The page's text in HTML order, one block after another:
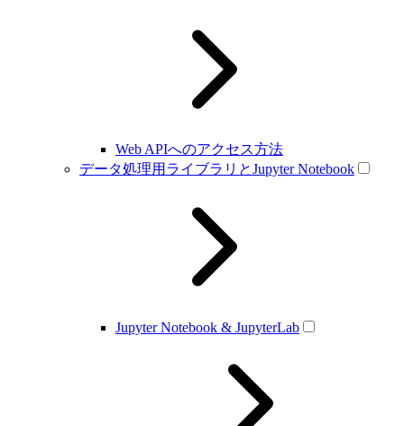
Web APIへのアクセス方法
データ処理用ライブラリとJupyter Notebook
Jupyter Notebook & JupyterLab